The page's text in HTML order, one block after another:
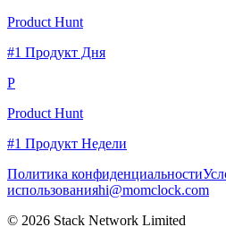
Product Hunt
#1 Продукт Дня
P
Product Hunt
#1 Продукт Недели
Политика конфиденциальности
использованияhi@momclock.com
© 2026 Stack Network Limited